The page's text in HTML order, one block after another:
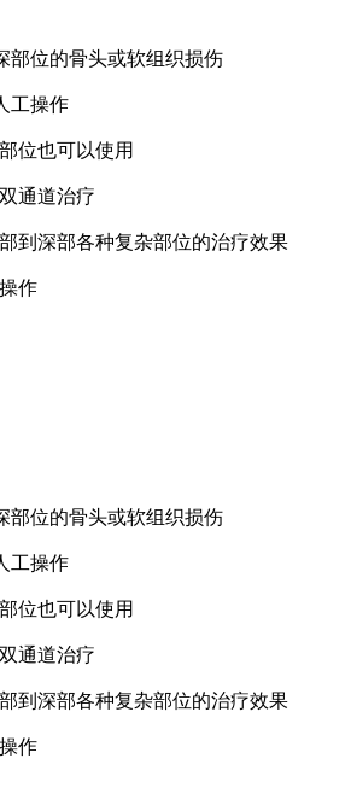
部位的骨头或软组织损伤
工操作
位也可以使用
通道治疗
到深部各种复杂部位的治疗效果
作
部位的骨头或软组织损伤
工操作
位也可以使用
通道治疗
到深部各种复杂部位的治疗效果
作